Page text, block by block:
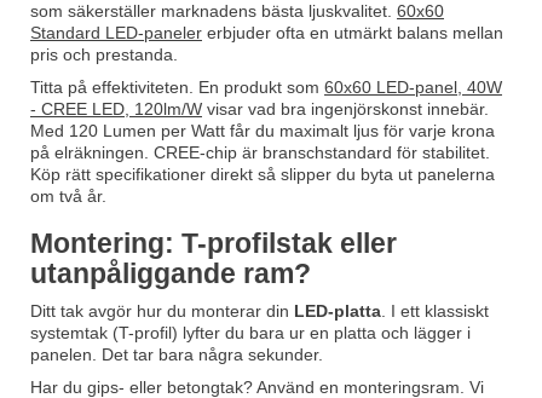
som säkerställer marknadens bästa ljuskvalitet. 60x60
Standard LED-paneler erbjuder ofta en utmärkt balans mellan
pris och prestanda.
Titta på effektiviteten. En produkt som 60x60 LED-panel, 40W
- CREE LED, 120lm/W visar vad bra ingenjörskonst innebär.
Med 120 Lumen per Watt får du maximalt ljus för varje krona
på elräkningen. CREE-chip är branschstandard för stabilitet.
Köp rätt specifikationer direkt så slipper du byta ut panelerna
om två år.
Montering: T-profilstak eller
utanpåliggande ram?
Ditt tak avgör hur du monterar din LED-platta . I ett klassiskt
systemtak (T-profil) lyfter du bara ur en platta och lägger i
panelen. Det tar bara några sekunder.
Har du gips- eller betongtak? Använd en monteringsram. Vi